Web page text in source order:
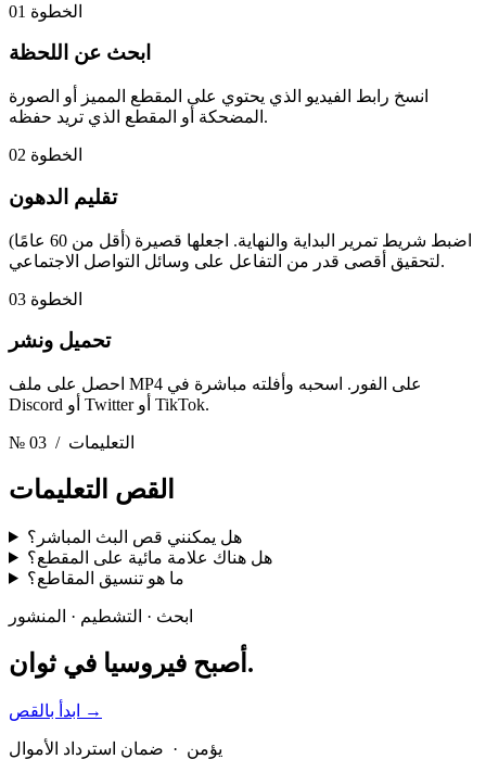
الخطوة 01
ابحث عن اللحظة
انسخ رابط الفيديو الذي يحتوي على المقطع المميز أو الصورة
المضحكة أو المقطع الذي تريد حفظه.
الخطوة 02
تقليم الدهون
اضبط شريط تمرير البداية والنهاية. اجعلها قصيرة (أقل من 60 عامًا)
لتحقيق أقصى قدر من التفاعل على وسائل التواصل الاجتماعي.
الخطوة 03
تحميل ونشر
احصل على ملف MP4 على الفور. اسحبه وأفلته مباشرة في
Discord أو Twitter أو TikTok.
№ 03 / التعليمات
القص التعليمات
هل يمكنني قص البث المباشر؟
هل هناك علامة مائية على المقطع؟
ما هو تنسيق المقاطع؟
ابحث · التشطيم · المنشور
أصبح فيروسيا في ثوان.
→
يؤمن · ضمان استرداد الأموال